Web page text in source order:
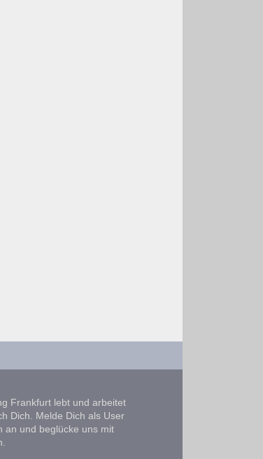
Frankfurt lebt und arbeitet
Dich. Melde Dich als User
an und beglücke uns mit